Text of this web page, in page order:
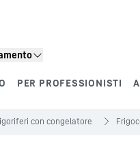
PER PROFESSIONISTI
con congelatore